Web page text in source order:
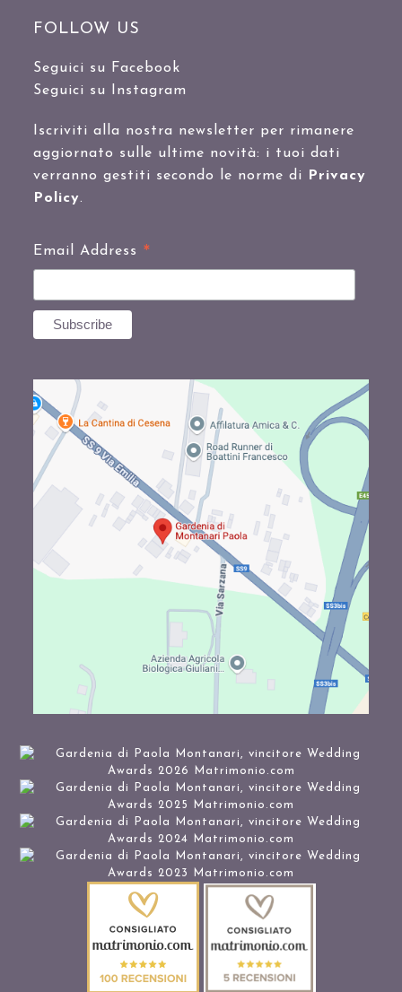
FOLLOW US
Seguici su Facebook
Seguici su Instagram
Iscriviti alla nostra newsletter per rimanere
aggiornato sulle ultime novità: i tuoi dati
verranno gestiti secondo le norme di
Privacy
Policy.
Email Address *